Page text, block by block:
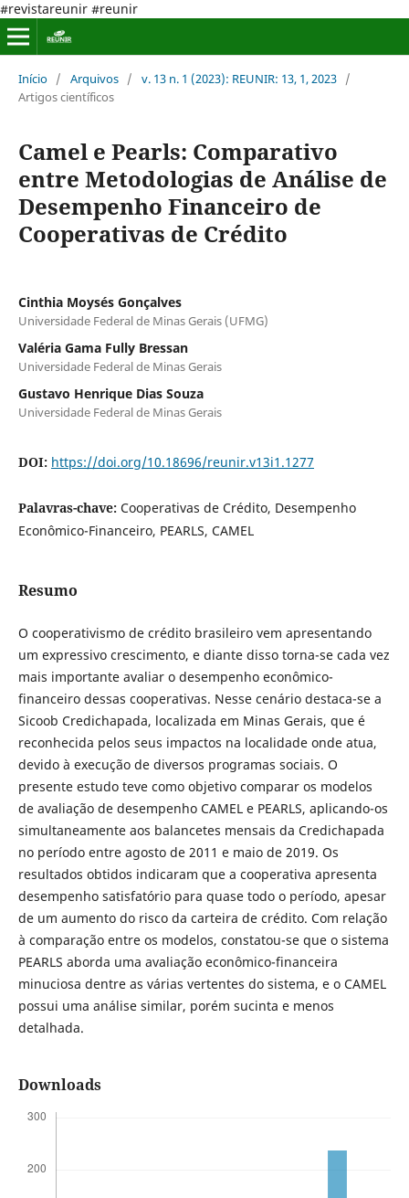
#revistareunir #reunir
Início / Arquivos / v. 13 n. 1 (2023): REUNIR: 13, 1, 2023 /
Artigos científicos
Camel e Pearls: Comparativo
entre Metodologias de Análise de
Desempenho Financeiro de
Cooperativas de Crédito
Cinthia Moysés Gonçalves
Universidade Federal de Minas Gerais (UFMG)
Valéria Gama Fully Bressan
Universidade Federal de Minas Gerais
Gustavo Henrique Dias Souza
Universidade Federal de Minas Gerais
DOI: https://doi.org/10.18696/reunir.v13i1.1277
Palavras-chave: Cooperativas de Crédito, Desempenho
Econômico-Financeiro, PEARLS, CAMEL
Resumo
O cooperativismo de crédito brasileiro vem apresentando
um expressivo crescimento, e diante disso torna-se cada vez
mais importante avaliar o desempenho econômico-
financeiro dessas cooperativas. Nesse cenário destaca-se a
Sicoob Credichapada, localizada em Minas Gerais, que é
reconhecida pelos seus impactos na localidade onde atua,
devido à execução de diversos programas sociais. O
presente estudo teve como objetivo comparar os modelos
de avaliação de desempenho CAMEL e PEARLS, aplicando-os
simultaneamente aos balancetes mensais da Credichapada
no período entre agosto de 2011 e maio de 2019. Os
resultados obtidos indicaram que a cooperativa apresenta
desempenho satisfatório para quase todo o período, apesar
de um aumento do risco da carteira de crédito. Com relação
à comparação entre os modelos, constatou-se que o sistema
PEARLS aborda uma avaliação econômico-financeira
minuciosa dentre as várias vertentes do sistema, e o CAMEL
possui uma análise similar, porém sucinta e menos
detalhada.
Downloads